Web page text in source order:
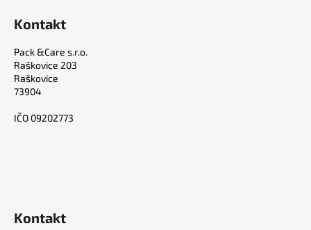
Kontakt
Pack &Care s.r.o.
Raškovice 203
Raškovice
73904
IČO 09202773
Kontakt